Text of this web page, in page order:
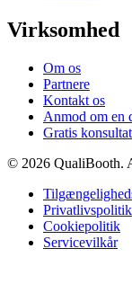
Virksomhed
Om os
Partnere
Kontakt os
Anmod om en
Gratis
© 2026 QualiBooth.
Privatlivspolitik
Cookiepolitik
Servicevilkår